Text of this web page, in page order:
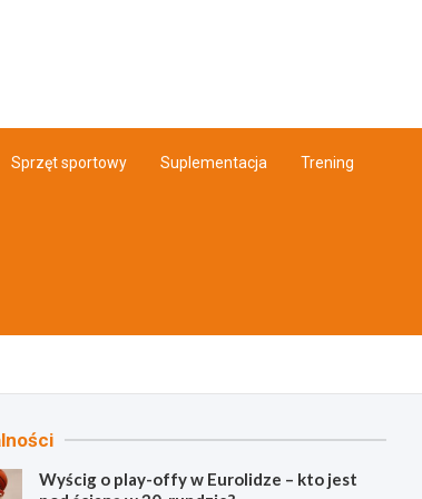
Sprzęt sportowy Suplementacja Trening
Wyścig o play-offy w Eurolidze – kto jest